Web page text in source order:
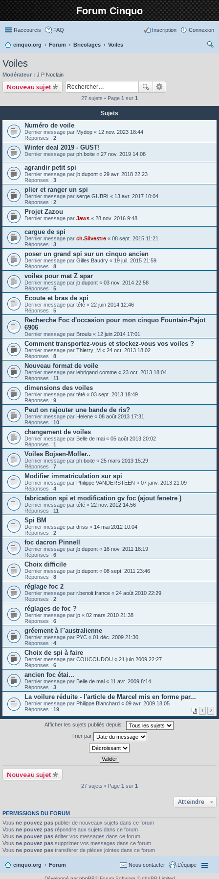
Forum Cinquo
Raccourcis FAQ Connexion
Inscription
cinquo.org Forum Bricolages
Voiles
Voiles
Modérateur : J P Noclain
Nouveau sujet
27 sujets • Page 1 sur 1
Sujets
Numéro de voile
Dernier message par Mydop « 12 nov. 2023 18:44
Réponses : 2
Winter deal 2019 - GUST!
Dernier message par ph.boite « 27 nov. 2019 14:08
agrandir petit spi
Dernier message par jb dupont « 29 avr. 2018 22:23
Réponses : 3
plier et ranger un spi
Dernier message par serge GUBRI « 13 avr. 2017 10:04
Réponses : 2
Projet Zazou
Dernier message par Jaws « 28 nov. 2016 9:48
cargue de spi
Dernier message par ch.Silvestre « 08 sept. 2015 11:21
Réponses : 3
poser un grand spi sur un cinquo ancien
Dernier message par Gilles Baudry « 19 juil. 2015 21:59
Réponses : 8
voiles pour mat Z spar
Dernier message par jb dupont « 03 nov. 2014 22:58
Réponses : 5
Ecoute et bras de spi
Dernier message par tété « 22 juin 2014 12:46
Réponses : 5
Recherche Foc d'occasion pour mon cinquo Fountain-Pajot
6906
Dernier message par Broulu « 12 juin 2014 17:01
Comment transportez-vous et stockez-vous vos voiles ?
Dernier message par Thierry_M « 24 oct. 2013 18:02
Réponses : 8
Nouveau format de voile
Dernier message par lebrigand.comme « 23 oct. 2013 18:04
Réponses : 11
dimensions des voiles
Dernier message par tété « 03 sept. 2013 18:49
Réponses : 9
Peut on rajouter une bande de ris?
Dernier message par Helene « 08 août 2013 17:31
Réponses : 10
changement de voiles
Dernier message par Belle de mai « 05 août 2013 20:02
Réponses : 1
Voiles Bojsen-Moller..
Dernier message par ph.boite « 25 mars 2013 15:29
Réponses : 7
Modifier immatriculation sur spi
Dernier message par Philippe VANDERSTEEN « 07 janv. 2013 21:09
Réponses : 4
fabrication spi et modification gv foc (ajout fenetre )
Dernier message par tété « 22 nov. 2012 14:56
Réponses : 11
Spi BM
Dernier message par driss « 14 mai 2012 10:04
Réponses : 2
foc dacron Pinnell
Dernier message par jb dupont « 16 nov. 2011 18:19
Réponses : 6
Choix difficile
Dernier message par jb dupont « 08 sept. 2011 23:46
Réponses : 8
réglage foc 2
Dernier message par r.benoit.france « 24 août 2010 22:29
Réponses : 2
réglages de foc ?
Dernier message par jp « 02 mars 2010 21:38
Réponses : 6
gréement à l''australienne
Dernier message par PYC « 01 déc. 2009 21:30
Réponses : 4
Choix de spi à faire
Dernier message par COUCOUDOU « 21 juin 2009 22:27
Réponses : 6
ancien foc étai...
Dernier message par Belle de mai « 11 avr. 2009 8:14
Réponses : 3
La voilure réduite - l'article de Marcel mis en forme par...
Dernier message par Philippe Blanchard « 09 avr. 2009 18:05
Réponses : 19 1 2
Afficher les sujets publiés depuis :
Trier par
Nouveau sujet
27 sujets • Page 1 sur 1
Atteindre
PERMISSIONS DU FORUM
Vous ne pouvez pas publier de nouveaux sujets dans ce forum
Vous ne pouvez pas répondre aux sujets dans ce forum
Vous ne pouvez pas éditer vos messages dans ce forum
Vous ne pouvez pas supprimer vos messages dans ce forum
Vous ne pouvez pas transférer de pièces jointes dans ce forum
cinquo.org Forum L’équipe
Nous contacter